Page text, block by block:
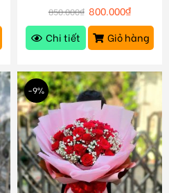
850.000₫ 800.000₫
Chi tiết
Giỏ hàng
-9%